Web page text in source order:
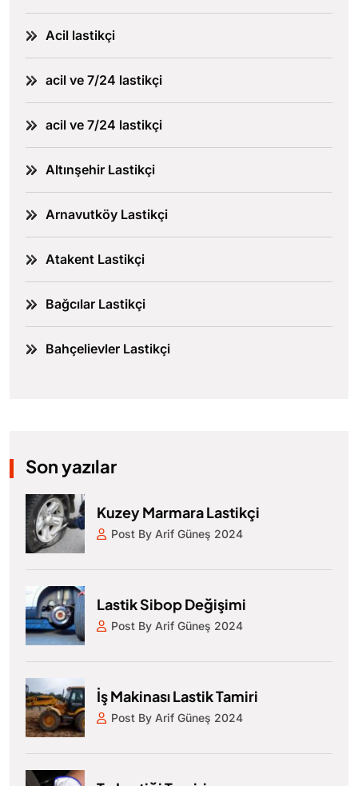
Acil lastikçi
acil ve 7/24 lastikçi
acil ve 7/24 lastikçi
Altınşehir Lastikçi
Arnavutköy Lastikçi
Atakent Lastikçi
Bağcılar Lastikçi
Bahçelievler Lastikçi
Son yazılar
Kuzey Marmara Lastikçi
Post By Arif Güneş 2024
Lastik Sibop Değişimi
Post By Arif Güneş 2024
İş Makinası Lastik Tamiri
Post By Arif Güneş 2024